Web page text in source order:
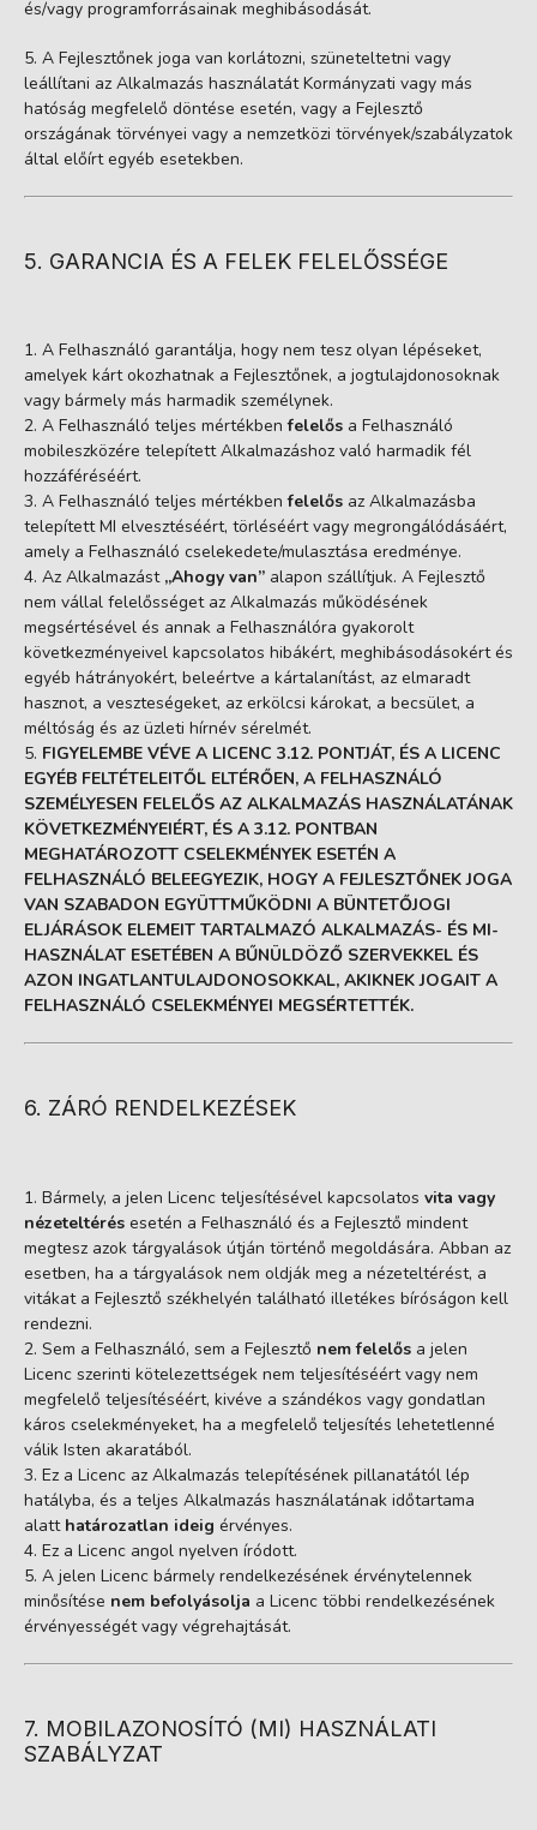
és/vagy programforrásainak meghibásodását.
A Fejlesztőnek joga van korlátozni, szüneteltetni vagy
leállítani az Alkalmazás használatát Kormányzati vagy más
hatóság megfelelő döntése esetén, vagy a Fejlesztő
országának törvényei vagy a nemzetközi törvények/szabályzatok
által előírt egyéb esetekben.
5. GARANCIA ÉS A FELEK FELELŐSSÉGE
A Felhasználó garantálja, hogy nem tesz olyan lépéseket,
amelyek kárt okozhatnak a Fejlesztőnek, a jogtulajdonosoknak
vagy bármely más harmadik személynek.
A Felhasználó teljes mértékbenfelelős a Felhasználó
mobileszközére telepített Alkalmazáshoz való harmadik fél
hozzáféréséért.
A Felhasználó teljes mértékbenfelelős az Alkalmazásba
telepített MI elvesztéséért, törléséért vagy megrongálódásáért,
amely a Felhasználó cselekedete/mulasztása eredménye.
Az Alkalmazást „Ahogy van” alapon szállítjuk. A Fejlesztő
nem vállal felelősséget az Alkalmazás működésének
megsértésével és annak a Felhasználóra gyakorolt
következményeivel kapcsolatos hibákért, meghibásodásokért és
egyéb hátrányokért, beleértve a kártalanítást, az elmaradt
hasznot, a veszteségeket, az erkölcsi károkat, a becsület, a
méltóság és az üzleti hírnév sérelmét.
FIGYELEMBE VÉVE A LICENC 3.12. PONTJÁT, ÉS A LICENC
EGYÉB FELTÉTELEITŐL ELTÉRŐEN, A FELHASZNÁLÓ
SZEMÉLYESEN FELELŐS AZ ALKALMAZÁS HASZNÁLATÁNAK
KÖVETKEZMÉNYEIÉRT, ÉS A 3.12. PONTBAN
MEGHATÁROZOTT CSELEKMÉNYEK ESETÉN A
FELHASZNÁLÓ BELEEGYEZIK, HOGY A FEJLESZTŐNEK JOGA
VAN SZABADON EGYÜTTMŰKÖDNI A BÜNTETŐJOGI
ELJÁRÁSOK ELEMEIT TARTALMAZÓ ALKALMAZÁS- ÉS MI-
HASZNÁLAT ESETÉBEN A BŰNÜLDÖZŐ SZERVEKKEL ÉS
AZON INGATLANTULAJDONOSOKKAL, AKIKNEK JOGAIT A
FELHASZNÁLÓ CSELEKMÉNYEI MEGSÉRTETTÉK.
6. ZÁRÓ RENDELKEZÉSEK
Bármely, a jelen Licenc teljesítésével kapcsolatos vita vagy
nézeteltérés esetén a Felhasználó és a Fejlesztő mindent
megtesz azok tárgyalások útján történő megoldására. Abban az
esetben, ha a tárgyalások nem oldják meg a nézeteltérést, a
vitákat a Fejlesztő székhelyén található illetékes bíróságon kell
rendezni.
Sem a Felhasználó, sem a Fejlesztő nem felelős a jelen
Licenc szerinti kötelezettségek nem teljesítéséért vagy nem
megfelelő teljesítéséért, kivéve a szándékos vagy gondatlan
káros cselekményeket, ha a megfelelő teljesítés lehetetlenné
válik Isten akaratából.
Ez a Licenc az Alkalmazás telepítésének pillanatától lép
hatályba, és a teljes Alkalmazás használatának időtartama
alatt határozatlan ideig érvényes.
Ez a Licenc angol nyelven íródott.
A jelen Licenc bármely rendelkezésének érvénytelennek
minősítése nem befolyásolja a Licenc többi rendelkezésének
érvényességét vagy végrehajtását.
7. MOBILAZONOSÍTÓ (MI) HASZNÁLATI
SZABÁLYZAT